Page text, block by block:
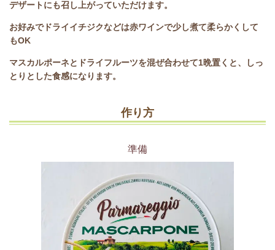
デザートにも召し上がっていただけます。
お好みでドライイチジクなどは赤ワインで少し煮て柔らかくして
もOK
マスカルポーネとドライフルーツを混ぜ合わせて1晩置くと、しっ
とりとした食感になります。
作り方
準備